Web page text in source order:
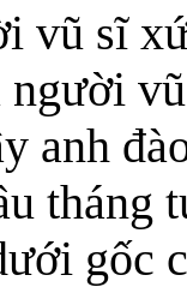
vũ sĩ
anh
tháng
gốc